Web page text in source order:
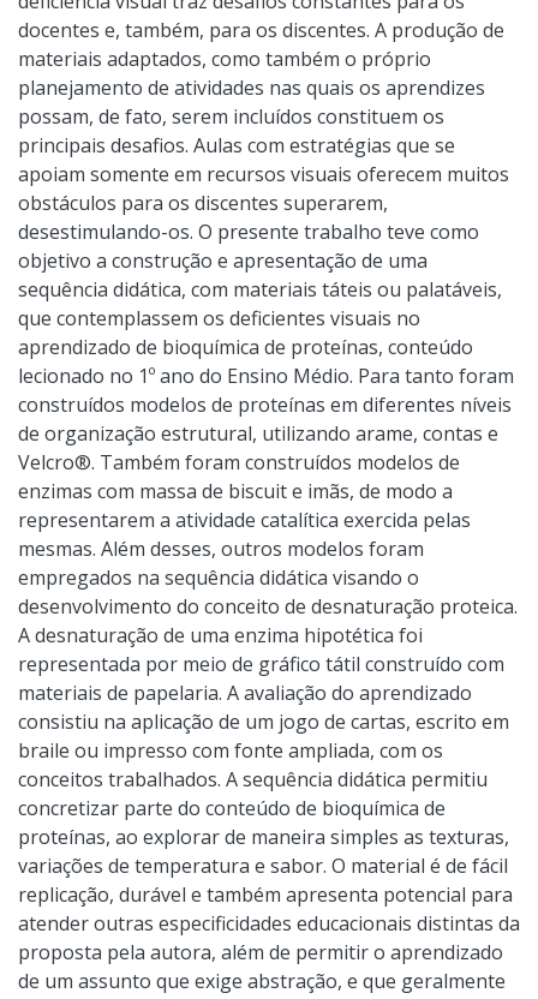
docentes e, também, para os discentes. A produção de
materiais adaptados, como também o próprio
planejamento de atividades nas quais os aprendizes
possam, de fato, serem incluídos constituem os
principais desafios. Aulas com estratégias que se
apoiam somente em recursos visuais oferecem muitos
obstáculos para os discentes superarem,
desestimulando-os. O presente trabalho teve como
objetivo a construção e apresentação de uma
sequência didática, com materiais táteis ou palatáveis,
que contemplassem os deficientes visuais no
aprendizado de bioquímica de proteínas, conteúdo
lecionado no 1º ano do Ensino Médio. Para tanto foram
construídos modelos de proteínas em diferentes níveis
de organização estrutural, utilizando arame, contas e
Velcro®. Também foram construídos modelos de
enzimas com massa de biscuit e imãs, de modo a
representarem a atividade catalítica exercida pelas
mesmas. Além desses, outros modelos foram
empregados na sequência didática visando o
desenvolvimento do conceito de desnaturação proteica.
A desnaturação de uma enzima hipotética foi
representada por meio de gráfico tátil construído com
materiais de papelaria. A avaliação do aprendizado
consistiu na aplicação de um jogo de cartas, escrito em
braile ou impresso com fonte ampliada, com os
conceitos trabalhados. A sequência didática permitiu
concretizar parte do conteúdo de bioquímica de
proteínas, ao explorar de maneira simples as texturas,
variações de temperatura e sabor. O material é de fácil
replicação, durável e também apresenta potencial para
atender outras especificidades educacionais distintas da
proposta pela autora, além de permitir o aprendizado
de um assunto que exige abstração, e que geralmente